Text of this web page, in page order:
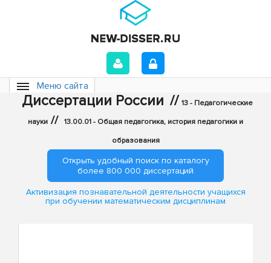
Меню сайта
Диссертации России // 13 - Педагогические
науки // 13.00.01 - Общая педагогика, история педагогики и
образования
Открыть удобный поиск по каталогу
более 800 000 диссертаций
Активизация познавательной деятельности учащихся
при обучении математическим дисциплинам